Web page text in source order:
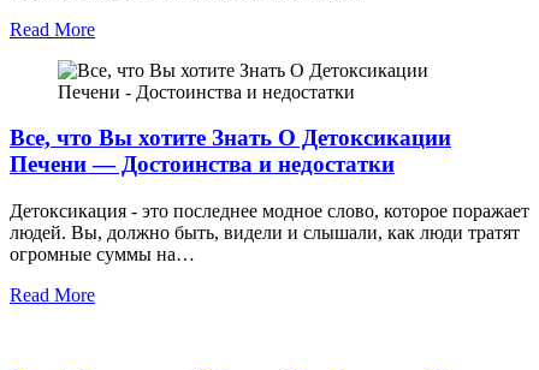
Read More
Все, что Вы хотите Знать О Детоксикации
Печени — Достоинства и недостатки
Детоксикация - это последнее модное слово, которое поражает
людей. Вы, должно быть, видели и слышали, как люди тратят
огромные суммы на…
Read More